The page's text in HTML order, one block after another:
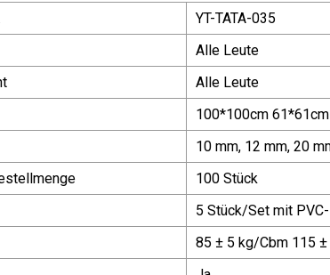
YT-TATA-035
Alle Leute
Alle Leute
100*100cm
10 mm, 12 mm, 20
100 Stück
5 Stück/Set mit
85 ± 5 kg/Cbm 115